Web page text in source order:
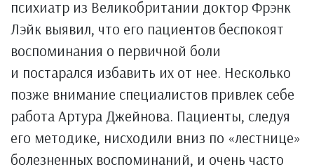
психиатр из Великобритании доктор Фрэнк
Лэйк выявил, что его пациентов беспокоят
воспоминания о первичной боли
и постарался избавить их от нее. Несколько
позже внимание специалистов привлек себе
работа Артура Джейнова. Пациенты, следуя
его методике, нисходили вниз по «лестнице»
болезненных воспоминаний, и очень часто